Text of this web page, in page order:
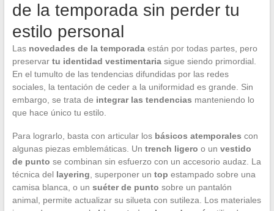
de la temporada sin perder tu
estilo personal
Las novedades de la temporadaestán por todas partes, pero
preservar tu identidad vestimentariasigue siendo primordial.
En el tumulto de las tendencias difundidas por las redes
sociales, la tentación de ceder a la uniformidad es grande. Sin
embargo, se trata de integrar las tendencias manteniendo lo
que hace único tu estilo.
Para lograrlo, basta con articular los básicos atemporales con
algunas piezas emblemáticas. Un trench ligero o un vestido
de punto se combinan sin esfuerzo con un accesorio audaz. La
técnica del layering , superponer un top estampado sobre una
camisa blanca, o un suéter de punto sobre un pantalón
animal, permite actualizar su silueta con sutileza. Los materiales